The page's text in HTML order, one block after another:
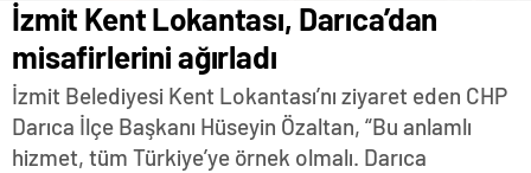
İzmit Kent Lokantası, Darıca’dan
misafirlerini ağırladı
İzmit Belediyesi Kent Lokantası’nı ziyaret eden CHP
Darıca İlçe Başkanı Hüseyin Özaltan, “Bu anlamlı
hizmet, tüm Türkiye’ye örnek olmalı. Darıca